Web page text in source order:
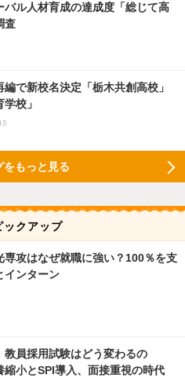
バル人材育成の達成度「総じて高
査
で新校名決定「栃木共創高校」
学校」
をもっと見る
ックアップ
専攻はなぜ就職に強い？100％を支
インターン
教員採用試験はどう変わるの
小とSPI導入、面接重視の時代